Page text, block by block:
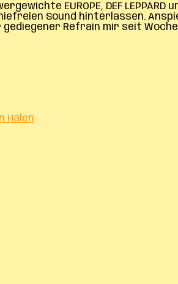
EUROPE, DEF LEPPARD
Sound hinterlassen.
gediegener Refrain mir seit
Halen